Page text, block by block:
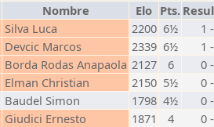
Nombre Elo Pts.
Silva Luca 2200 6½ 1
Devcic Marcos 2339 6½ 1
Borda Rodas Anapaola 2127 6 0
Elman Christian 2150 5½ 0
Baudel Simon 1798 4½ 0
Giudici Ernesto 1871 4 0